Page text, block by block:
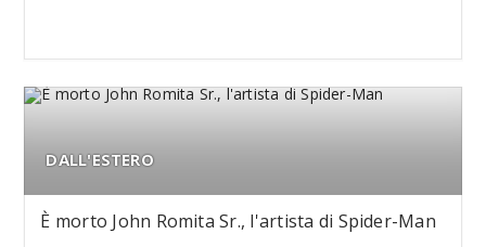
DALL'ESTERO
È morto John Romita Sr., l'artista di Spider-Man